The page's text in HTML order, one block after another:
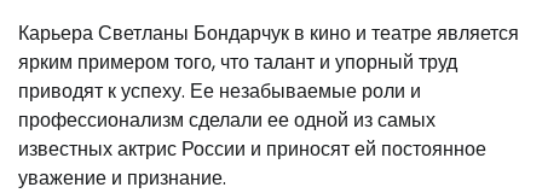
Карьера Светланы Бондарчук в кино и театре является
ярким примером того, что талант и упорный труд
приводят к успеху. Ее незабываемые роли и
профессионализм сделали ее одной из самых
известных актрис России и приносят ей постоянное
уважение и признание.